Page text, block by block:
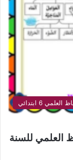
العلمي 6 ابتدائي
العلمي للسنة